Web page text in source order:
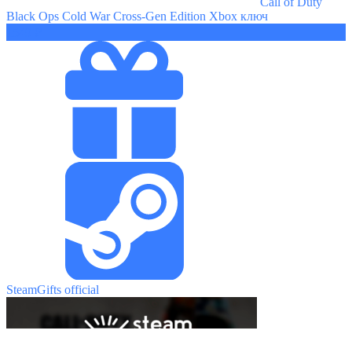
Black Ops Cold War Cross-Gen Edition Xbox ключ
SteamGifts official